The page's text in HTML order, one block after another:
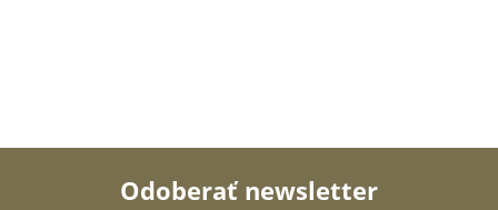
Odoberať newsletter